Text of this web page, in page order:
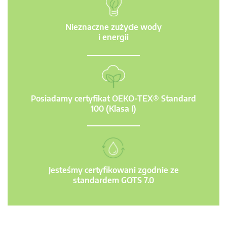
Nieznaczne zużycie wody
i energii
Posiadamy certyfikat OEKO-TEX® Standard
100 (Klasa I)
Jesteśmy certyfikowani zgodnie ze
standardem GOTS 7.0